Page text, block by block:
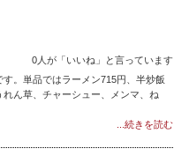
0人が「いいね」と言っています
。単品ではラーメン715円、半炒飯
ん草、チャーシュー、メンマ、ね
...続きを読む